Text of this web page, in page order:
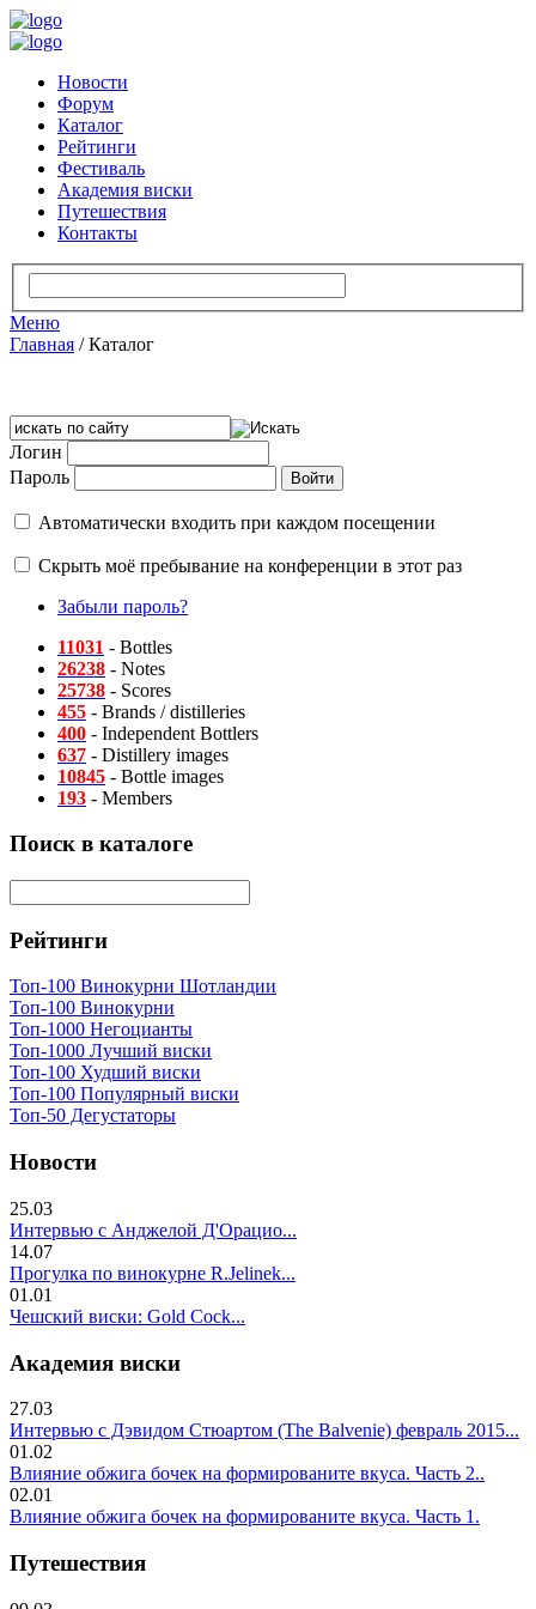
Новости
Форум
Каталог
Рейтинги
Фестиваль
Академия виски
Путешествия
Контакты
Меню
Главная /Каталог
Логин
Пароль
Автоматически входить при каждом посещении
Скрыть моё пребывание на конференции в этот раз
Забыли пароль?
11031 - Bottles
26238 - Notes
25738 - Scores
455 - Brands / distilleries
400 - Independent Bottlers
637 - Distillery images
10845 - Bottle images
193 - Members
Поиск в каталоге
Рейтинги
Топ-100 Винокурни Шотландии
Топ-100 Винокурни
Топ-1000 Негоцианты
Топ-1000 Лучший виски
Топ-100 Худший виски
Топ-100 Популярный виски
Топ-50 Дегустаторы
Новости
25.03
Интервью с Анджелой Д'Орацио...
14.07
Прогулка по винокурне R.Jelinek...
01.01
Чешский виски: Gold Cock...
Академия виски
27.03
Интервью с Дэвидом Стюартом (The Balvenie) февраль 2015...
01.02
Влияние обжига бочек на формированите вкуса. Часть 2..
02.01
Влияние обжига бочек на формированите вкуса. Часть 1.
Путешествия